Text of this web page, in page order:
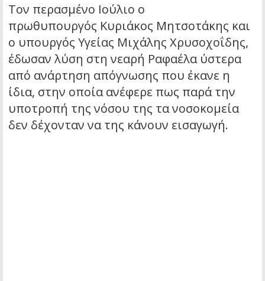
Τον περασμένο Ιούλιο ο
πρωθυπουργός Κυριάκος Μητσοτάκης και
ο υπουργός Υγείας Μιχάλης Χρυσοχοΐδης,
έδωσαν λύση στη νεαρή Ραφαέλα ύστερα
από ανάρτηση απόγνωσης που έκανε η
ίδια, στην οποία ανέφερε πως παρά την
υποτροπή της νόσου της τα νοσοκομεία
δεν δέχονταν να της κάνουν εισαγωγή.